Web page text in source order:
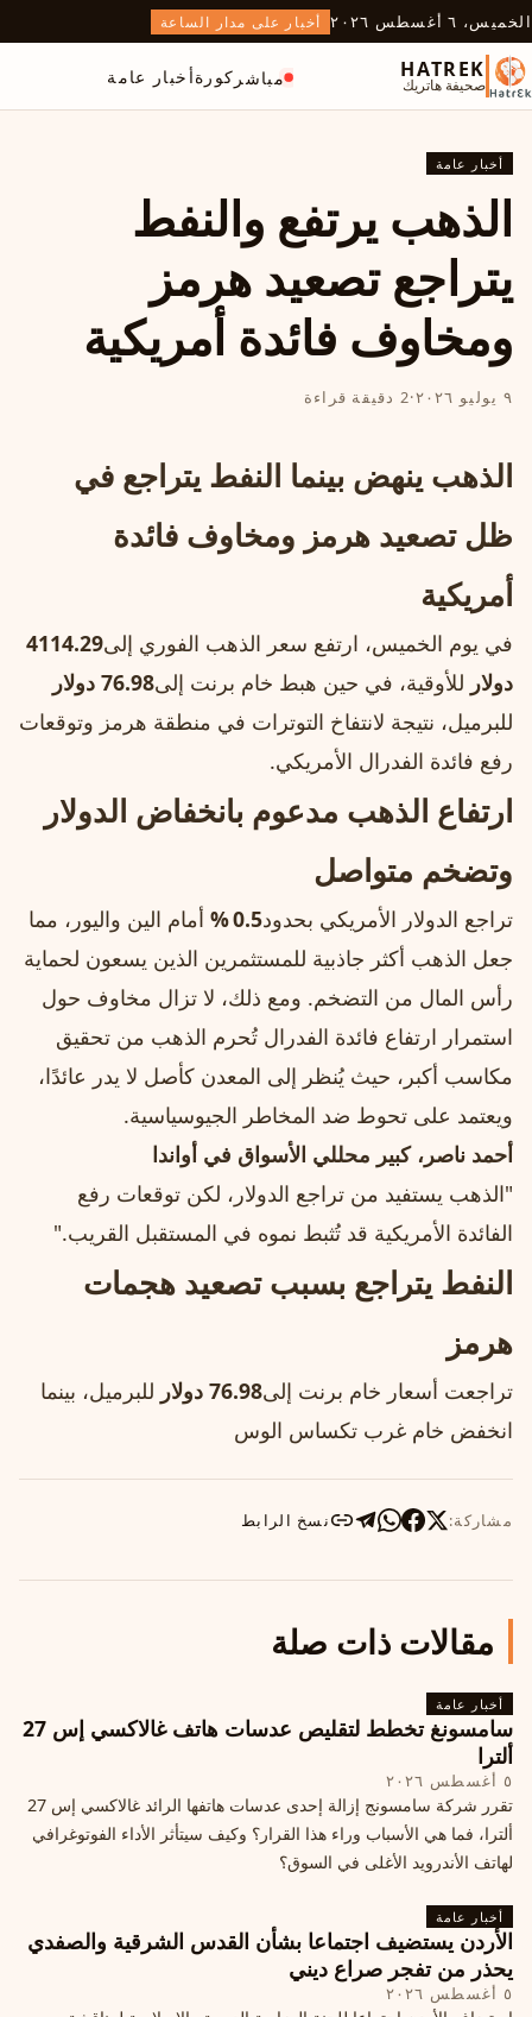
الخميس، ٦ أغسطس ٢٠٢٦ أخبار على مدار الساعة
HATREK
صحيفة هاتريك مباشر كورةأخبار عامة
أخبار عامة
الذهب يرتفع والنفط
يتراجع تصعيد هرمز
ومخاوف فائدة أمريكية
٩ يوليو ٢٠٢٦ ·2 دقيقة قراءة
الذهب ينهض بينما النفط يتراجع في
ظل تصعيد هرمز ومخاوف فائدة
أمريكية
في يوم الخميس، ارتفع سعر الذهب الفوري إلى4114.29
دولار للأوقية، في حين هبط خام برنت إلى76.98 دولار
للبرميل، نتيجة لانتفاخ التوترات في منطقة هرمز وتوقعات
رفع فائدة الفدرال الأمريكي.
ارتفاع الذهب مدعوم بانخفاض الدولار
وتضخم متواصل
تراجع الدولار الأمريكي بحدود0.5 %
أمام الين واليور، مما
جعل الذهب أكثر جاذبية للمستثمرين الذين يسعون لحماية
رأس المال من التضخم. ومع ذلك، لا تزال مخاوف حول
استمرار ارتفاع فائدة الفدرال تُحرم الذهب من تحقيق
مكاسب أكبر، حيث يُنظر إلى المعدن كأصل لا يدر عائدًا،
ويعتمد على تحوط ضد المخاطر الجيوسياسية.
أحمد ناصر، كبير محللي الأسواق في أواندا
"الذهب يستفيد من تراجع الدولار، لكن توقعات رفع
الفائدة الأمريكية قد تُثبط نموه في المستقبل القريب."
النفط يتراجع بسبب تصعيد هجمات
هرمز
تراجعت أسعار خام برنت إلى76.98 دولار
للبرميل، بينما
انخفض خام غرب تكساس الوس
مشاركة: نسخ الرابط
مقالات ذات صلة
أخبار عامة
سامسونغ تخطط لتقليص عدسات هاتف غالاكسي إس 27
ألترا
٥ أغسطس ٢٠٢٦
تقرر شركة سامسونج إزالة إحدى عدسات هاتفها الرائد غالاكسي إس 27
ألترا، فما هي الأسباب وراء هذا القرار؟ وكيف سيتأثر الأداء الفوتوغرافي
لهاتف الأندرويد الأغلى في السوق؟
أخبار عامة
الأردن يستضيف اجتماعا بشأن القدس الشرقية والصفدي
يحذر من تفجر صراع ديني
٥ أغسطس ٢٠٢٦